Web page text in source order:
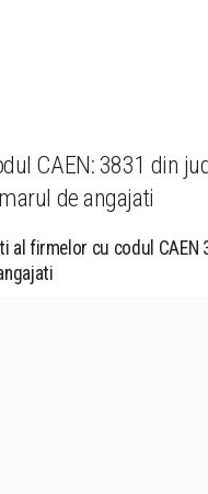
CAEN: 3831 din
de angajati
al firmelor cu codul CAEN